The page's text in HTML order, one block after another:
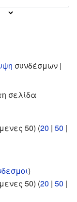
συνδέσμων |
σελίδα
50) (20 | 50 |
)
50) (20 | 50 |